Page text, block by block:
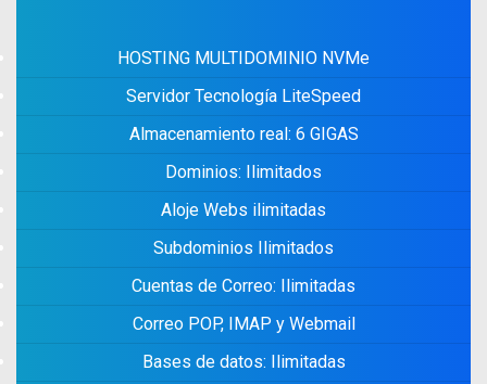
HOSTING MULTIDOMINIO NVMe
Servidor Tecnología LiteSpeed
Almacenamiento real: 6 GIGAS
Dominios: Ilimitados
Aloje Webs ilimitadas
Subdominios Ilimitados
Cuentas de Correo: Ilimitadas
Correo POP, IMAP y Webmail
Bases de datos: Ilimitadas